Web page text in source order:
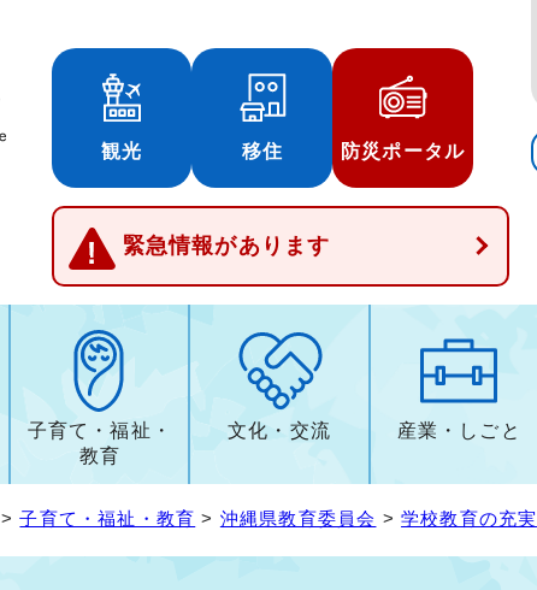
観光 移住 防災ポータル
緊急情報があります
子育て・福祉・
教育
文化・交流 産業・しごと
>子育て・福祉・教育 > 沖縄県教育委員会 >学校教育の充実